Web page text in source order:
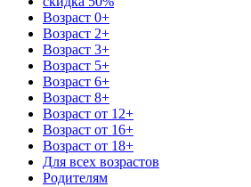
Возраст 0+
Возраст 2+
Возраст 3+
Возраст 5+
Возраст 6+
Возраст 8+
Возраст от 12+
Возраст от 16+
Возраст от 18+
Для всех возрастов
Родителям